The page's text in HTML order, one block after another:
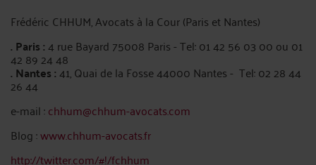
Frédéric CHHUM, Avocats à la Cour (Paris et Nantes)
. Paris : 4 rue Bayard 75008 Paris - Tel: 01 42 56 03 00 ou 01
42 89 24 48
. Nantes : 41, Quai de la Fosse 44000 Nantes - Tel: 02 28 44
26 44
e-mail :chhum@chhum-avocats.com
Blog :www.chhum-avocats.fr
http://twitter.com/#!/fchhum